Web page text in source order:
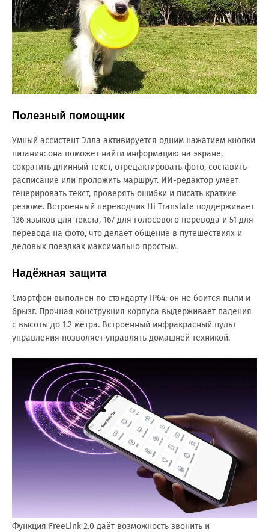
Полезный помощник
Умный ассистент Элла активируется одним нажатием кнопки
питания: она поможет найти информацию на экране,
сократить длинный текст, отредактировать фото, составить
расписание или проложить маршрут. ИИ-редактор умеет
генерировать текст, проверять ошибки и писать краткие
резюме. Встроенный переводчик Hi Translate поддерживает
136 языков для текста, 167 для голосового перевода и 51 для
перевода на фото, что делает общение в путешествиях и
деловых поездках максимально простым.
Надёжная защита
Смартфон выполнен по стандарту IP64: он не боится пыли и
брызг. Прочная конструкция корпуса выдерживает падения
с высоты до 1.2 метра. Встроенный инфракрасный пульт
управления позволяет управлять домашней техникой.
Функция FreeLink 2.0 даёт возможность звонить и